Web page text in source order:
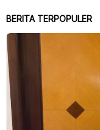
BERITA TERPOPULER